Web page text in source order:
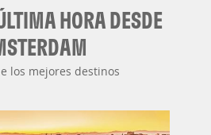
HORA DESDE
los mejores destinos